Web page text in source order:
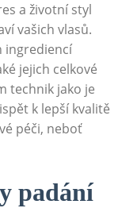
a životní styl
vašich vlasů.
ingrediencí
jejich celkové
technik jako je
k lepší kvalitě
péči, neboť
padání